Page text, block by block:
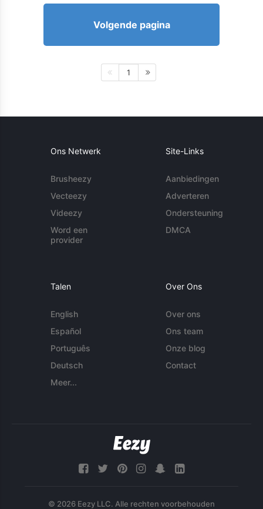
Volgende pagina
1
Ons Netwerk
Brusheezy
Vecteezy
Videezy
Word een
provider
Site-Links
Aanbiedingen
Adverteren
Ondersteuning
DMCA
Talen
English
Español
Português
Deutsch
Meer...
Over Ons
Over ons
Ons team
Onze blog
Contact
© 2026 Eezy LLC. Alle rechten voorbehouden